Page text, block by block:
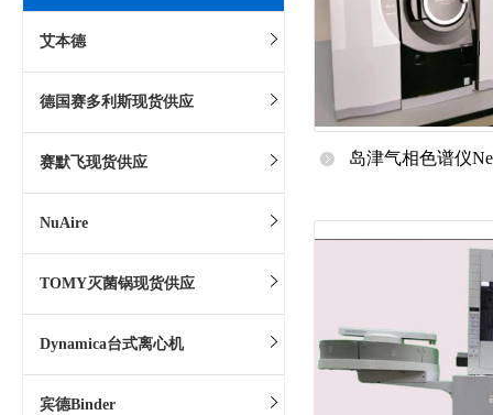
岛津气相色谱仪
艾本德
德国赛多利斯现货供应
赛默飞现货供应
NuAire
TOMY灭菌锅现货供应
Dynamica台式离心机
宾德Binder